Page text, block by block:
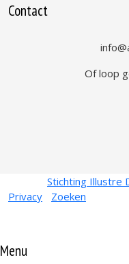
Contact
Of loop
Stichting Illustre
Privacy
Zoeken
Menu